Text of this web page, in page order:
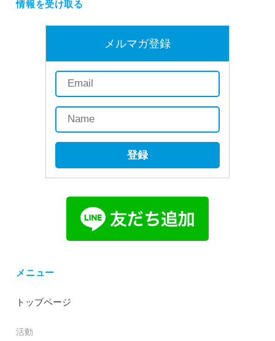
情報を受け取る
メルマガ登録
登録
メニュー
トップページ
活動